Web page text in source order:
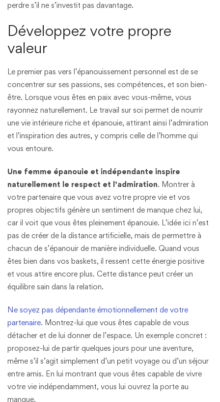
perdre s’il ne s’investit pas davantage.
Développez votre propre
valeur
Le premier pas vers l’épanouissement personnel est de se
concentrer sur ses passions, ses compétences, et son bien-
être. Lorsque vous êtes en paix avec vous-même, vous
rayonnez naturellement. Le travail sur soi permet de nourrir
une vie intérieure riche et épanouie, attirant ainsi l’admiration
et l’inspiration des autres, y compris celle de l’homme qui
vous entoure.
Une femme épanouie et indépendante inspire
naturellement le respect et l’admiration. Montrer à
votre partenaire que vous avez votre propre vie et vos
propres objectifs génère un sentiment de manque chez lui,
car il voit que vous êtes pleinement épanouie. L’idée ici n’est
pas de créer de la distance artificielle, mais de permettre à
chacun de s’épanouir de manière individuelle. Quand vous
êtes bien dans vos baskets, il ressent cette énergie positive
et vous attire encore plus. Cette distance peut créer un
équilibre sain dans la relation.
Ne soyez pas dépendante émotionnellement de votre
partenaire. Montrez-lui que vous êtes capable de vous
détacher et de lui donner de l’espace. Un exemple concret :
proposez-lui de partir quelques jours pour une aventure,
même s’il s’agit simplement d’un petit voyage ou d’un séjour
entre amis. En lui montrant que vous êtes capable de vivre
votre vie indépendamment, vous lui ouvrez la porte au
manque.